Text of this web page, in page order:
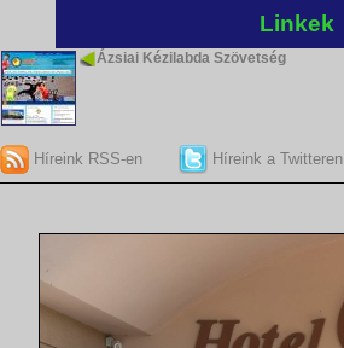
Linkek
Ázsiai Kézilabda Szövetség
Híreink RSS-en Híreink a Twitteren